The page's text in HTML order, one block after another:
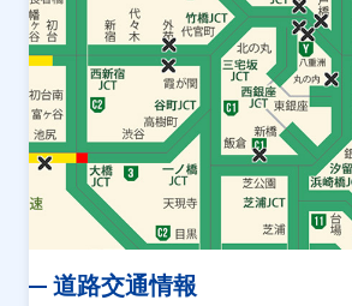
道路交通情報